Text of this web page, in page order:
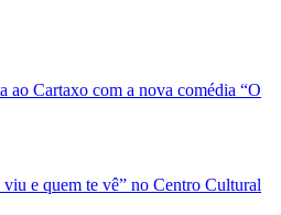
ao Cartaxo com a nova comédia “O
viu e quem te vê” no Centro Cultural